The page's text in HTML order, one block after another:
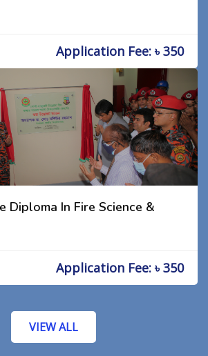
Application Fee: ৳ 350
Diploma In Fire Science &
Application Fee: ৳ 350
VIEW ALL